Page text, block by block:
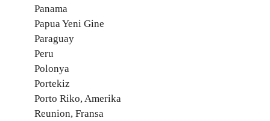
Panama
Papua Yeni Gine
Paraguay
Peru
Polonya
Portekiz
Porto Riko, Amerika
Reunion, Fransa